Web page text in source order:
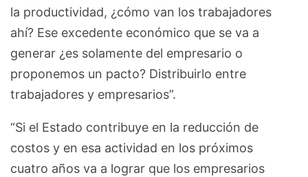
la productividad, ¿cómo van los trabajadores
ahí? Ese excedente económico que se va a
generar ¿es solamente del empresario o
proponemos un pacto? Distribuirlo entre
trabajadores y empresarios”.
“Si el Estado contribuye en la reducción de
costos y en esa actividad en los próximos
cuatro años va a lograr que los empresarios